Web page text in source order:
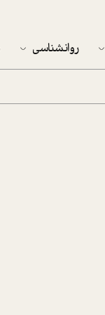
روانشناسی